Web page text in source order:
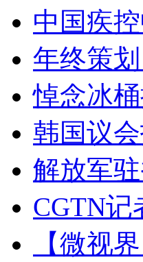
中国疾
年终策
悼念冰
韩国议
解放军
CGTN记
【微视